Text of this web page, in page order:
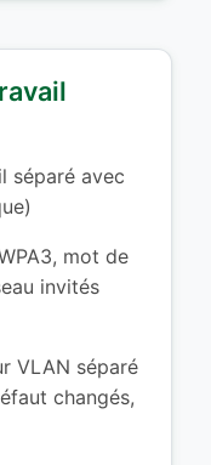
séparé avec
mot de
invités
VLAN séparé
changés,